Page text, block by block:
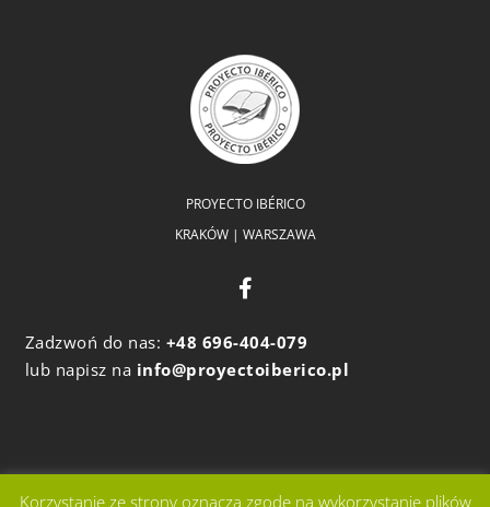
PROYECTO IBÉRICO
KRAKÓW | WARSZAWA
Zadzwoń do nas: +48 696-404-079
lub napisz na info@proyectoiberico.pl
Korzystanie ze strony oznacza zgodę na wykorzystanie plików